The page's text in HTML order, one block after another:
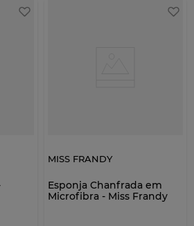
MISS FRANDY
Esponja Chanfrada em
Microfibra - Miss Frandy